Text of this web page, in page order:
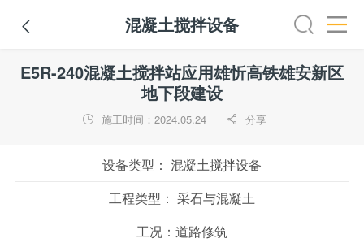
 混凝土搅拌设备
挖掘机 铣刨机 摊铺机 冷再生机 吊管机 混凝土搅拌
E5R-240混凝土搅拌站应用雄忻高铁雄安新区
地下段建设
 施工时间：2024.05.24  分享
设备类型： 混凝土搅拌设备
工程类型： 采石与混凝土
工况： 道路修筑